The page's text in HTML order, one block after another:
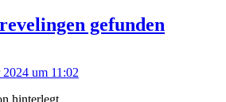
gefunden
um 11:02
hinterlegt.